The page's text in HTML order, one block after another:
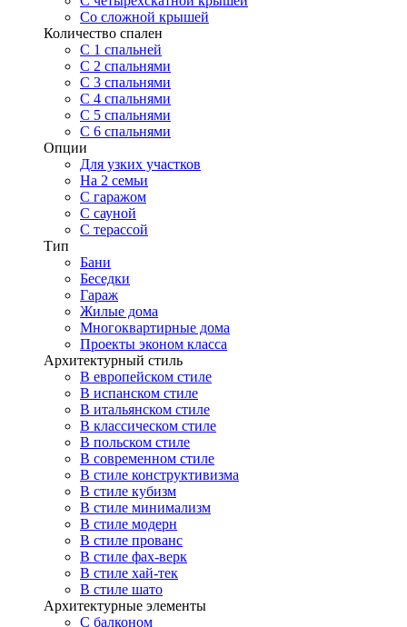
Со сложной крышей
Количество спален
С 1 спальней
С 2 спальнями
С 3 спальнями
С 4 спальнями
С 5 спальнями
С 6 спальнями
Опции
Для узких участков
На 2 семьи
С гаражом
С сауной
С терассой
Тип
Бани
Беседки
Гараж
Жилые дома
Многоквартирные дома
Проекты эконом класса
Архитектурный стиль
В европейском стиле
В испанском стиле
В итальянском стиле
В классическом стиле
В польском стиле
В современном стиле
В стиле конструктивизма
В стиле кубизм
В стиле минимализм
В стиле модерн
В стиле прованс
В стиле фах-верк
В стиле хай-тек
В стиле шато
Архитектурные элементы
С балконом